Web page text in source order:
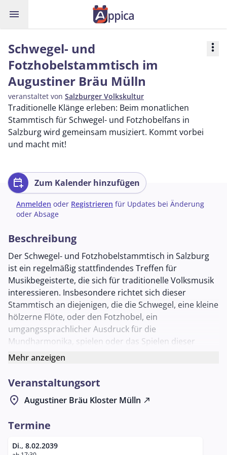
menu
Schwegel- und
Fotzhobelstammtisch im
Augustiner Bräu Mülln
veranstaltet von Salzburger Volkskultur
more_vert
Traditionelle Klänge erleben: Beim monatlichen
Stammtisch für Schwegel- und Fotzhobelfans in
Salzburg wird gemeinsam musiziert. Kommt vorbei
und macht mit!
calendar_add_on Zum Kalender hinzufügen
Anmelden oder Registrieren für Updates bei Änderung
oder Absage
Beschreibung
Der Schwegel- und Fotzhobelstammtisch in Salzburg
ist ein regelmäßig stattfindendes Treffen für
Musikbegeisterte, die sich für traditionelle Volksmusik
interessieren. Insbesondere richtet sich dieser
Stammtisch an diejenigen, die die Schwegel, eine kleine
hölzerne Flöte, oder den Fotzhobel, ein
umgangssprachlicher Ausdruck für die
Mundharmonika, spielen oder das Spielen dieser
Instrumente erlernen möchten. Die Veranstaltung
bietet eine Gelegenheit für Musikerinnen und Musiker,
sich auszutauschen, gemeinsam zu musizieren und
ihre Fähigkeiten zu verbessern.
Dieser Stammtisch findet jeden zweiten Dienstag im
Schlappstüberls im Augustiner Bräu Mülln abgehalten.
Die lockere Atmosphäre ermöglicht es den
Mehr anzeigen
Veranstaltungsort
location_on Augustiner Bräu Kloster Mülln north_east
Termine
Di., 8.02.2039